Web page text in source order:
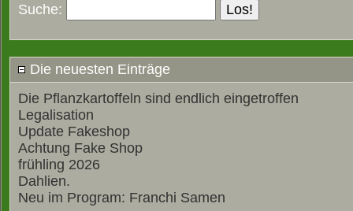
Suche:
Die neuesten Einträge
Die Pflanzkartoffeln sind endlich eingetroffen
Legalisation
Update Fakeshop
Achtung Fake Shop
frühling 2026
Dahlien.
Neu im Program: Franchi Samen